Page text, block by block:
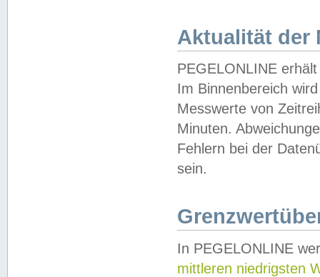
Aktualität der
PEGELONLINE
Im Binnenbereich
Messwerte von
Minuten.
Fehlern bei der
sein.
In PEGELONLINE
mittleren niedrigsten